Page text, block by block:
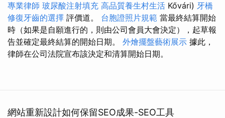
專業律師 玻尿酸注射填充 高品質養生村生活 Kővári) 牙橋
修復牙齒的選擇 評價道。 台胞證照片規範 當最終結算開始
時（如果是自願進行的，則由公司會員大會決定），起草報
告並確定最終結算的開始日期。 外燴擺盤藝術展示 據此，
律師在公司法院宣布該決定和清算開始日期。
網站重新設計如何保留SEO成果-SEO工具